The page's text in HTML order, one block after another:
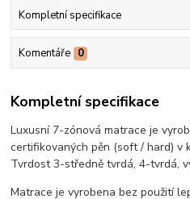
Kompletní specifikace
Komentáře 0
Kompletní specifikace
Luxusní 7-zónová matrace je
certifikovaných pěn (soft / hard) v
Tvrdost 3-středně tvrdá, 4-tvrdá,
Matrace je vyrobena bez použití